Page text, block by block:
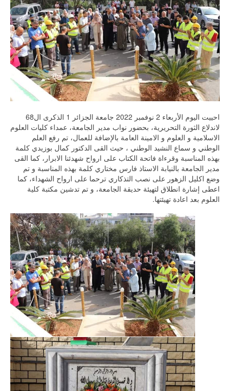
احييت اليوم الأربعاء 2 نوفمبر 2022 جامعة الجزائر 1 الذكرى ال68
لاندلاع الثورة التحريرية، بحضور نواب مدير الجامعة، عمداء كليات العلوم
الاسلامية و العلوم و الامينة العامة بالإضافة للعمال، تم رفع العلم
الوطني و سماع النشيد الوطني ، حيث القى الدكتور كمال بوزيدي كلمة
بهذه المناسبة وقرءاة فاتحة الكتاب على ارواح شهدئنا الابرار، كما القى
مدير الجامعة بالنيابة الاستاذ فارس مختاري كلمة بهذه المناسبة و تم
وضع اكليل الزهور على نصب التذكاري ترحما على ارواح الشهداء، كما
اعطى إشارة انطلاق لتهيئة حديقة الجامعة، و تم تدشين مكتبة كلية
العلوم بعد اعادة تهيئتها.